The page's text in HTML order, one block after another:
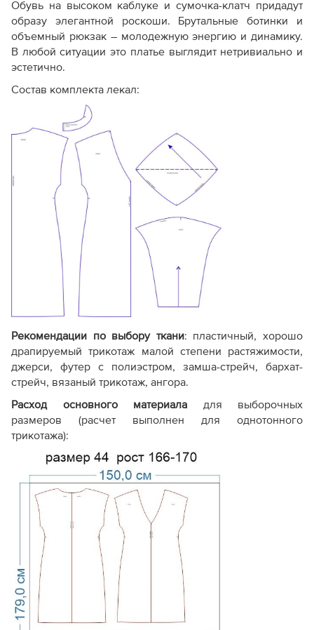
лекал
Только конструктивная
разметок и деталей
Расход бумаги
Экономичный. Меньше
листов при печати, так как
мелкие детали
вычленяются из основных
лекал самостоятельно.
Сборка PDF-
Без полей для обрезки
(стыкуется по меткам-
крестикам).Настройки
печати полностью
аналогичны стандарту.
См.видео, как печатать
выкройку
Фото изделия
Отсутствуют или есть
только одно фото
готового
Инструкция по
пошиву
Краткая
(текст или видео
от подписчиков). Иногда
отсутствует.
Технические
данные
Базовые
. Прибавки
определяются
самостоятельно по
выборочным графическим
Обувь на высоком каблуке и сумочка-клатч придадут
образу элегантной роскоши. Брутальные ботинки и
объемный рюкзак – молодежную энергию и динамику.
В любой ситуации это платье выглядит нетривиально и
эстетично.
Состав комплекта лекал:
Рекомендации по выбору ткани: пластичный, хорошо
драпируемый трикотаж малой степени растяжимости,
джерси, футер с полиэстром, замша-стрейч, бархат-
стрейч, вязаный трикотаж, ангора.
Расход основного материала
для выборочных
размеров (расчет выполнен для однотонного
трикотажа):